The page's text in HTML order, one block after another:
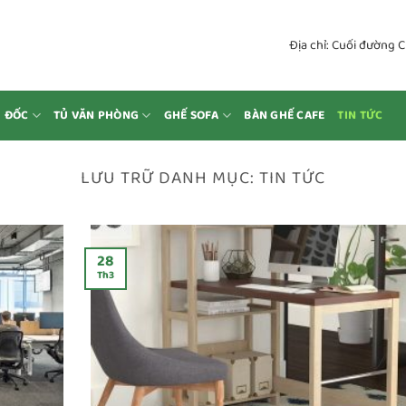
Địa chỉ: Cuối đường
ĐỐC TỦ VĂN PHÒNG GHẾ SOFA BÀN GHẾ CAFE TIN TỨC
LƯU TRỮ DANH MỤC: TIN TỨC
28
Th3